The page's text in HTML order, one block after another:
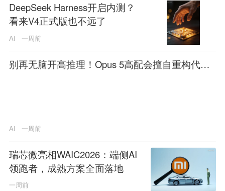
DeepSeek Harness开启内测？
看来V4正式版也不远了
AI 一周前
别再无脑开高推理！Opus 5高配会擅自重构代码
AI 一周前
瑞芯微亮相WAIC2026：端侧AI
领跑者，成熟方案全面落地
一周前